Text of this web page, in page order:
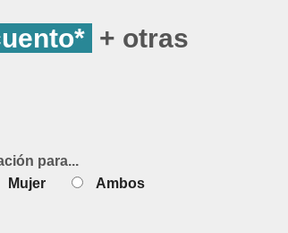
+ otras
para...
Mujer Ambos